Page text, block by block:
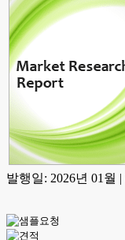
발행일: 2026년 01월 |